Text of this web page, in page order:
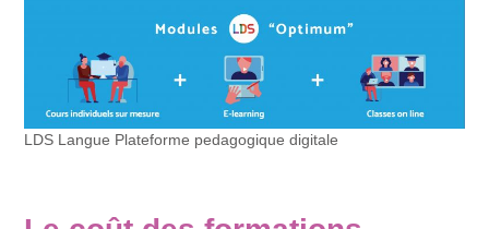
LDS Langue Plateforme pedagogique digitale